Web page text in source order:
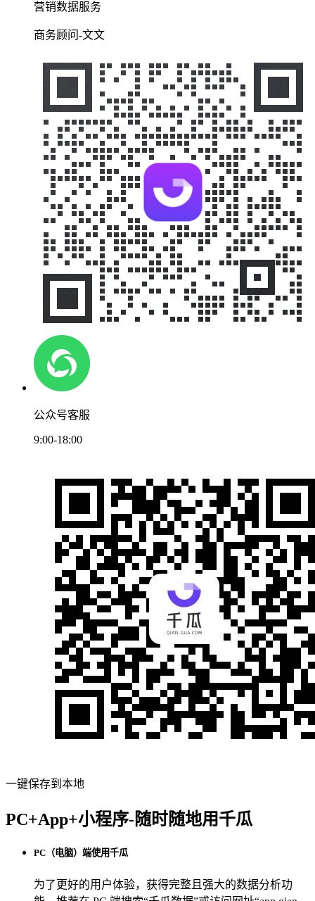
营销数据服务
商务顾问-文文
公众号客服
9:00-18:00
一键保存到本地
PC+App+小程序-随时随地用千瓜
PC（电脑）端使用千瓜
为了更好的用户体验，获得完整且强大的数据分析功